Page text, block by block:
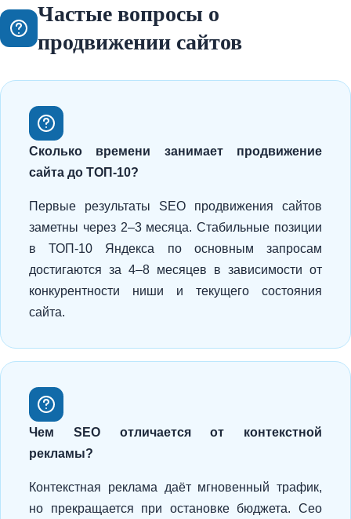
Частые вопросы о
продвижении сайтов
Сколько времени занимает продвижение
сайта до ТОП-10?
Первые результаты SEO продвижения сайтов
заметны через 2–3 месяца. Стабильные позиции
в ТОП-10 Яндекса по основным запросам
достигаются за 4–8 месяцев в зависимости от
конкурентности ниши и текущего состояния
сайта.
Чем SEO отличается от контекстной
рекламы?
Контекстная реклама даёт мгновенный трафик,
но прекращается при остановке бюджета. Сео